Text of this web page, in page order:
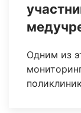
Одним из